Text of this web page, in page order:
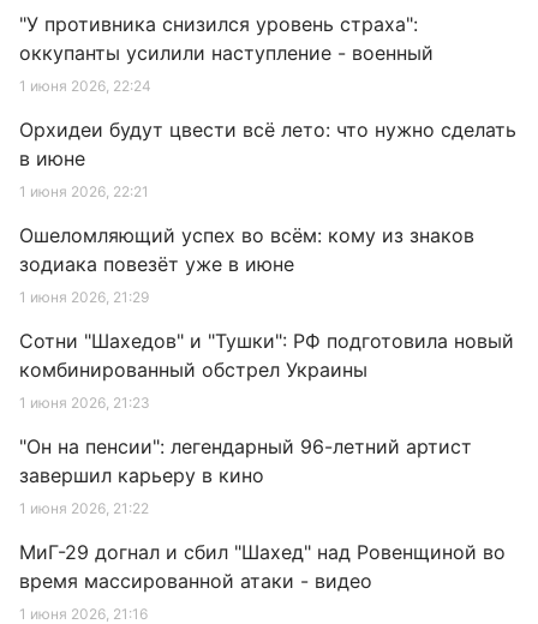
"У противника снизился уровень страха":
оккупанты усилили наступление - военный
1 июня 2026, 22:24
Орхидеи будут цвести всё лето: что нужно сделать
в июне
1 июня 2026, 22:21
Ошеломляющий успех во всём: кому из знаков
зодиака повезёт уже в июне
1 июня 2026, 21:29
Сотни "Шахедов" и "Тушки": РФ подготовила новый
комбинированный обстрел Украины
1 июня 2026, 21:23
"Он на пенсии": легендарный 96-летний артист
завершил карьеру в кино
1 июня 2026, 21:22
МиГ-29 догнал и сбил "Шахед" над Ровенщиной во
время массированной атаки - видео
1 июня 2026, 21:16